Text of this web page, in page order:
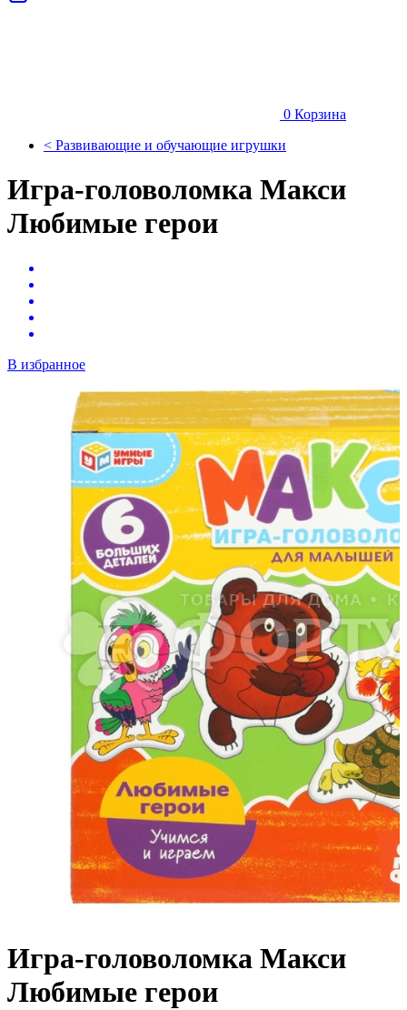
0 Корзина
< Развивающие и обучающие игрушки
Игра-головоломка Макси
Любимые герои
В избранное
Игра-головоломка Макси
Любимые герои